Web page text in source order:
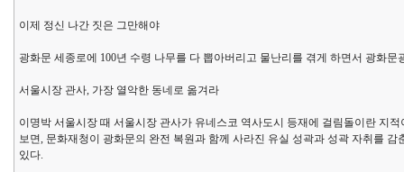
이제 정신 나간 짓은 그만해야
광화문 세종로에 100년 수령 나무를 다 뽑아버리고 물난리를 겪게 하면서 광화
서울시장 관사, 가장 열악한 동네로 옮겨라
이명박 서울시장 때 서울시장 관사가 유네스코 역사도시 등재에 걸림돌이란 지
보면, 문화재청이 광화문의 완전 복원과 함께 사라진 유실 성곽과 성곽 자취를
있다.